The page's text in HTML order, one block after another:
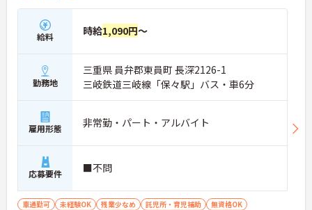
給料 時給1,090円～
勤務地
三重県 員弁郡東員町 長深2126-1
三岐鉄道三岐線「保々駅」バス・車6分
雇用形態 非常勤・パート・アルバイト
応募要件 ■不問
車通勤可 未経験OK 残業少なめ 託児所・育児補助
無資格OK